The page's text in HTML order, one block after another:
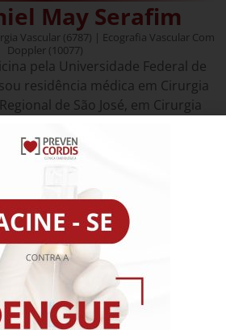
May Serafim
Vascular (6787) | Ecografia Vascular Com
Doppler (10077)
pela Universidade Federal de
residência médica em Cirurgia
de São José, em Cirurgia
Regional de São José e em
Endovascular no Hospital
É Mestre em Ciências Médicas pela
Cirurgia Vascular, em Ecografia
e em Angiorradiologia e Cirurgia
SBACV, AMB. Atua na Clínica
SOS Cárdio e na Clínica Gama
D’Eça.